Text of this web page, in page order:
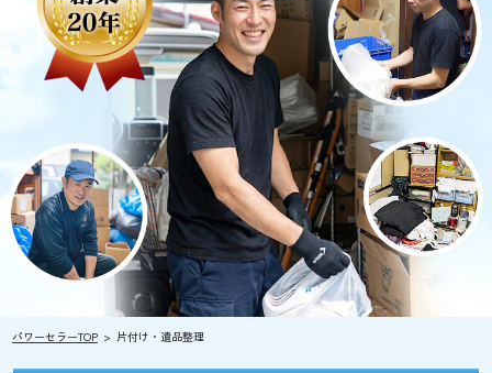
パワーセラーTOP 片付け・遺品整理